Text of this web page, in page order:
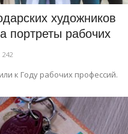
художников
портреты рабочих
242
к Году рабочих профессий.